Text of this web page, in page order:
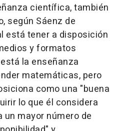
científica, también
según Sáenz de
está tener a disposición
y formatos
la enseñanza
matemáticas, pero
como una "buena
lo que él considera
un mayor número de